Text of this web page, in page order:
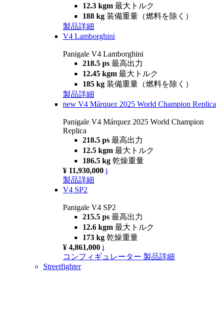
12.3 kgm 最大トルク
188 kg 装備重量（燃料を除く）
製品詳細
V4 Lamborghini
Panigale V4 Lamborghini
218.5 ps 最高出力
12.45 kgm 最大トルク
185 kg 装備重量（燃料を除く）
製品詳細
new V4 Márquez 2025 World Champion Replica
Panigale V4 Márquez 2025 World Champion
Replica
218.5 ps 最高出力
12.5 kgm 最大トルク
186.5 kg 乾燥重量
¥ 11,930,000 i
製品詳細
V4 SP2
Panigale V4 SP2
215.5 ps 最高出力
12.6 kgm 最大トルク
173 kg 乾燥重量
¥ 4,861,000 i
コンフィギュレーター 製品詳細
Streetfighter